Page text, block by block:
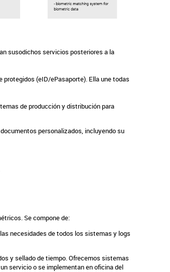
susodichos servicios posteriores a la
protegidos (eID/ePasaporte). Ella une todas
de producción y distribución para
personalizados, incluyendo su
Se compone de:
necesidades de todos los sistemas y logs
y sellado de tiempo. Ofrecemos sistemas
servicio o se implementan en oficina del